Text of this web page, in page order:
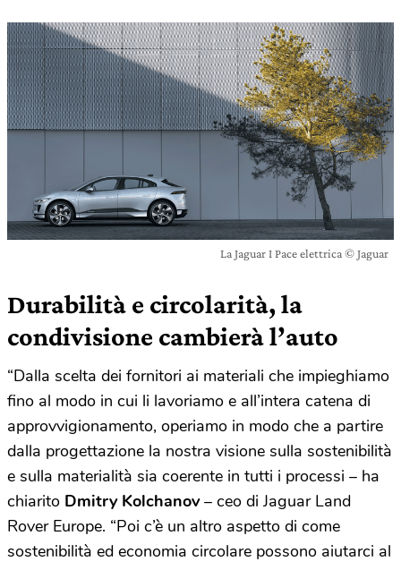
La Jaguar I Pace elettrica © Jaguar
Durabilità e circolarità, la
condivisione cambierà l’auto
“Dalla scelta dei fornitori ai materiali che impieghiamo
fino al modo in cui li lavoriamo e all’intera catena di
approvvigionamento, operiamo in modo che a partire
dalla progettazione la nostra visione sulla sostenibilità
e sulla materialità sia coerente in tutti i processi – ha
chiarito Dmitry Kolchanov– ceo di Jaguar Land
Rover Europe. “Poi c’è un altro aspetto di come
sostenibilità ed economia circolare possono aiutarci al